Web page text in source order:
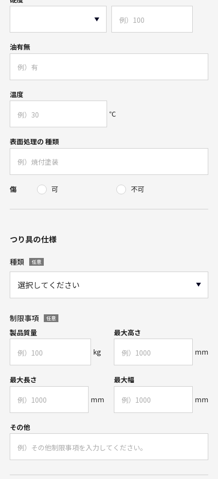
油有無
温度
℃
表面処理の 種類
傷 可 不可
つり具の仕様
種類 任意
制限事項 任意
製品質量
kg
最大高さ
mm
最大長さ
mm
最大幅
mm
その他